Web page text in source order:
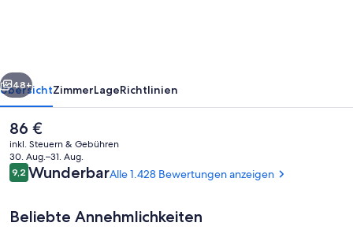
Weiter
48+
ÜbersichtZimmerLageRichtlinien
Der
aktuelle
Preis
beträgt
86 €.
86 €
inkl. Steuern & Gebühren
30. Aug.–31. Aug.
Bewertungen
9,29,2 von 10.
WunderbarAlle 1.428 Bewertungen anzeigen
Beliebte Annehmlichkeiten